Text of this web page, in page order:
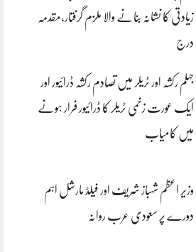
زیادتی کا نشانہ بنانے والا ملزم گرفتار،مقدمہ
درج
جہلم رکشہ اور ٹریلر میں تصادم رکشہ ڈرائیور اور
ایک عورت زخمی ٹریلر کا ڈرائیور فرار ہونے
میں کامیاب
وزیر اعظم شہباز شریف اور فیلڈ مارشل اہم
دورے پر سعودی عرب روانہ